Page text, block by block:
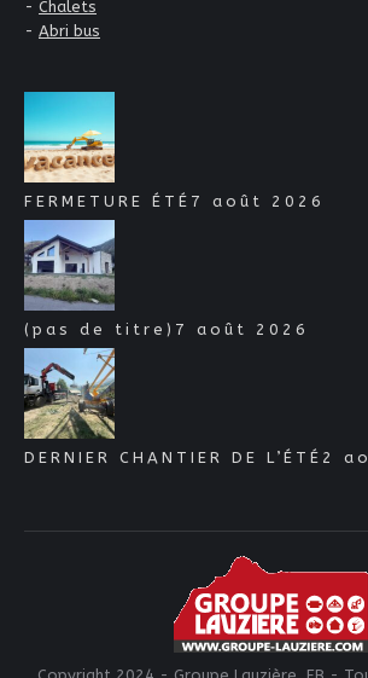
- Chalets
- Abri bus
FERMETURE ÉTÉ 7 août 2026
(pas de titre) 7 août 2026
DERNIER CHANTIER DE L’ÉTÉ 2